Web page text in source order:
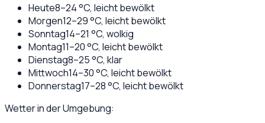
Heute8–24°C, leicht bewölkt
Morgen12–29°C, leicht bewölkt
Sonntag14–21 °C, wolkig
Montag11–20°C, leicht bewölkt
Dienstag8–25°C, klar
Mittwoch14–30°C, leicht bewölkt
Donnerstag17–28°C, leicht bewölkt
Wetter in der Umgebung: